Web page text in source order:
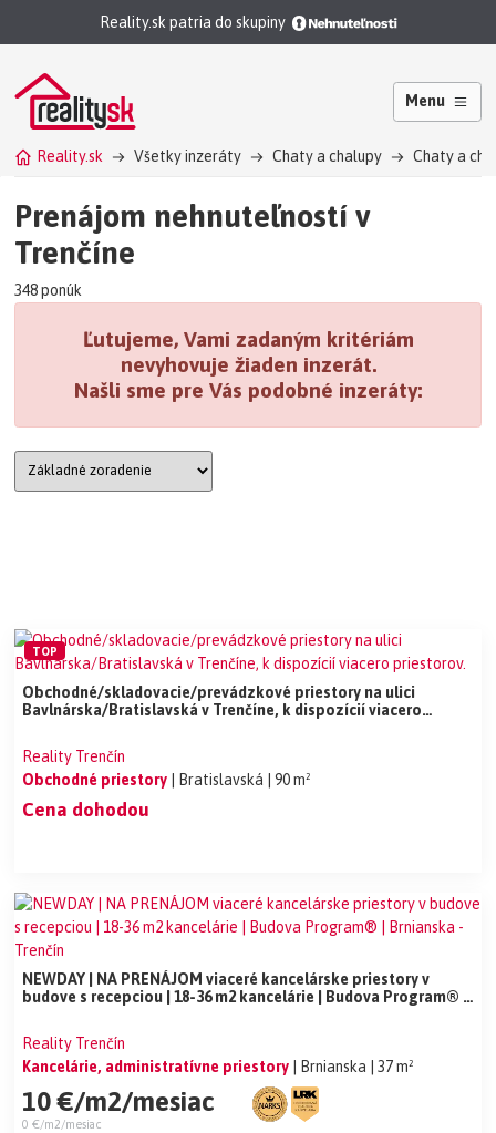
Reality.sk patria do skupiny
Menu
Reality.sk Všetky inzeráty Chaty a chalupy Chaty a
Prenájom nehnuteľností v
Trenčíne
348 ponúk
Ľutujeme, Vami zadaným kritériám
nevyhovuje žiaden inzerát.
Našli sme pre Vás podobné inzeráty:
Obchodné/skladovacie/prevádzkové priestory na ulici
Bavlnárska/Bratislavská v Trenčíne, k dispozícií viacero
Reality Trenčín
Obchodné priestory
| Bratislavská | 90 m²
Cena dohodou
TOP
NEWDAY | NA PRENÁJOM viaceré kancelárske priestory v
budove s recepciou | 18-36 m2 kancelárie | Budova Program® |
Reality Trenčín
Kancelárie, administratívne priestory
| Brnianska | 37 m²
10 €/m2/mesiac
0 €/m2/mesiac